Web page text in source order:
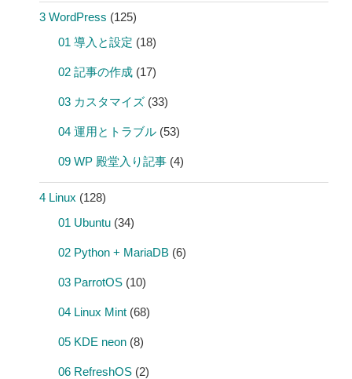
3 WordPress (125)
01 導入と設定 (18)
02 記事の作成 (17)
03 カスタマイズ (33)
04 運用とトラブル (53)
09 WP 殿堂入り記事 (4)
4 Linux (128)
01 Ubuntu (34)
02 Python + MariaDB (6)
03 ParrotOS (10)
04 Linux Mint (68)
05 KDE neon (8)
06 RefreshOS (2)